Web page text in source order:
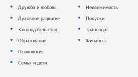
Дружба и любовь
Духовное развитие
Законодательство
Образование
Психология
Семья и дети
Недвижимость
Покупки
Транспорт
Финансы